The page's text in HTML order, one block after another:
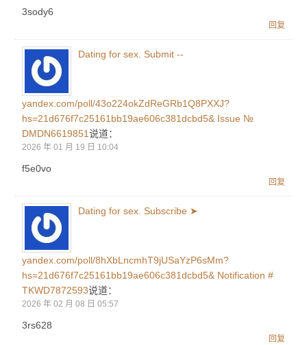
3sody6
回复
Dating for sex. Submit --
yandex.com/poll/43o224okZdReGRb1Q8PXXJ?
hs=21d676f7c25161bb19ae606c381dcbd5& Issue №
DMDN6619851说道：
2026 年 01 月 19 日 10:04
f5e0vo
回复
Dating for sex. Subscribe ➤
yandex.com/poll/8hXbLncmhT9jUSaYzP6sMm?
hs=21d676f7c25161bb19ae606c381dcbd5& Notification #
TKWD7872593说道：
2026 年 02 月 08 日 05:57
3rs628
回复